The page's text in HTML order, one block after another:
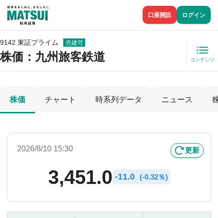
口座開設 ログイン
9142 東証プライム 売建可
株価 ：九州旅客鉄道 コンテンツ
株価 チャート 時系列データ ニュース
2026/8/10 15:30 更新
3,451.0 -11.0 (-0.32％)